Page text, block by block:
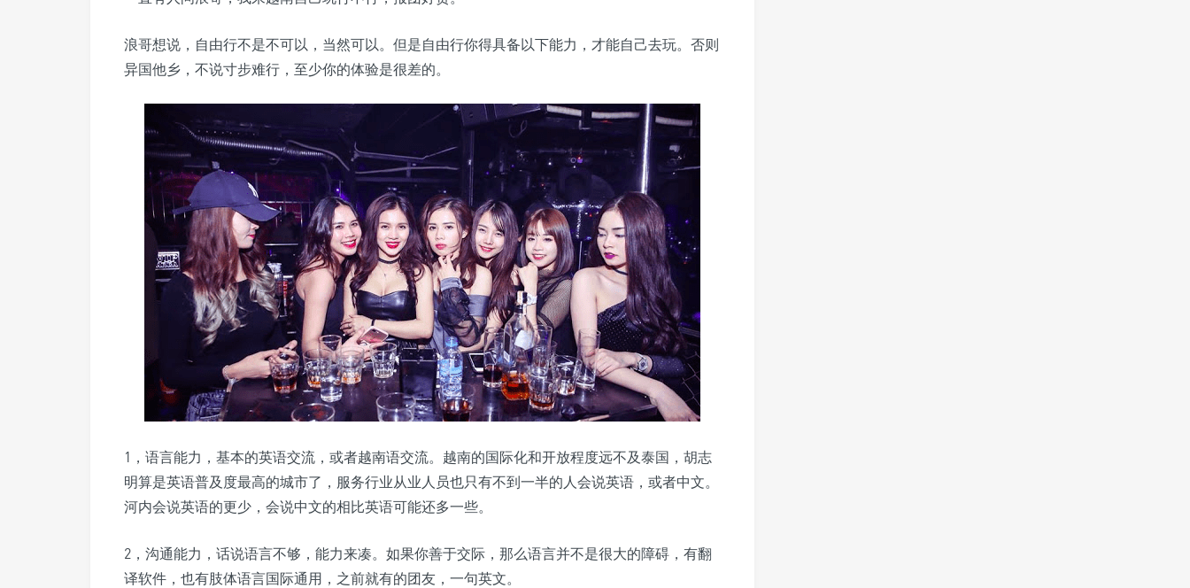
浪哥想说，自由行不是不可以，当然可以。但是自由行你得具备以下能力，才能自己去玩。否则
异国他乡，不说寸步难行，至少你的体验是很差的。
1，语言能力，基本的英语交流，或者越南语交流。越南的国际化和开放程度远不及泰国，胡志
明算是英语普及度最高的城市了，服务行业从业人员也只有不到一半的人会说英语，或者中文。
河内会说英语的更少，会说中文的相比英语可能还多一些。
2，沟通能力，话说语言不够，能力来凑。如果你善于交际，那么语言并不是很大的障碍，有翻
译软件，也有肢体语言国际通用，之前就有的团友，一句英文。